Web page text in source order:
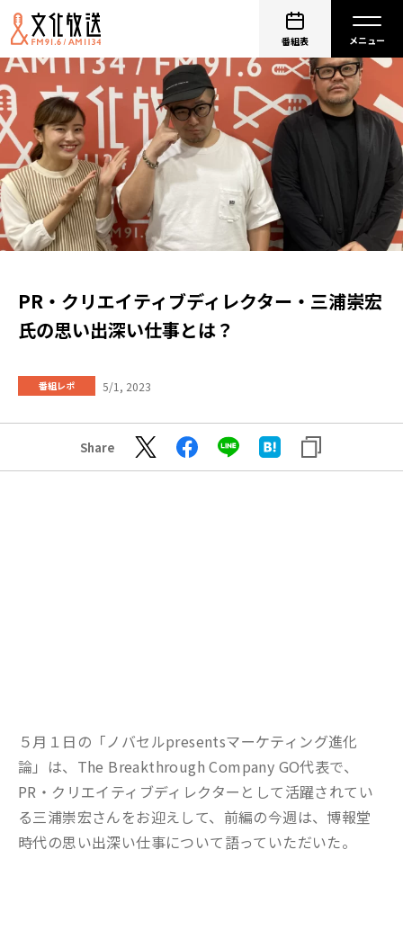
番組表
PR・クリエイティブディレクター・三浦崇宏
氏の思い出深い仕事とは？
番組レポ 5/1, 2023
Share
５月１日の「ノバセルpresentsマーケティング進化
論」は、The Breakthrough Company GO代表で、
PR・クリエイティブディレクターとして活躍されてい
る三浦崇宏さんをお迎えして、前編の今週は、博報堂
時代の思い出深い仕事について語っていただいた。